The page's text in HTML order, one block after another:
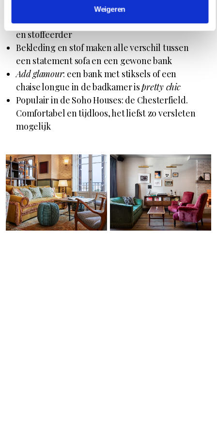
Weigeren
te klein of in slechte staat? Laat hem
opknappen of namaken door een meubelmaker
en stoffeerder
Bekleding en stof maken alle verschil tussen
een statement sofa en een gewone bank
Add glamour: een bank met stiksels of een
chaise longue in de badkamer ispretty chic
Populair in de Soho Houses: de Chesterfield.
Comfortabel en tijdloos, het liefst zo versleten
mogelijk